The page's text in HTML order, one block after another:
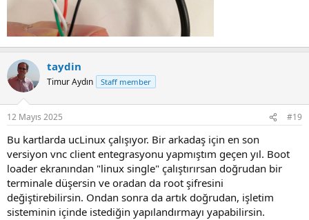
taydin
Timur Aydın Staff member
12 Mayıs 2025 #19
Bu kartlarda ucLinux çalışıyor. Bir arkadaş için en son
versiyon vnc client entegrasyonu yapmıştım geçen yıl. Boot
loader ekranından "linux single" çalıştırırsan doğrudan bir
terminale düşersin ve oradan da root şifresini
değiştirebilirsin. Ondan sonra da artık doğrudan, işletim
sisteminin içinde istediğin yapılandırmayı yapabilirsin.